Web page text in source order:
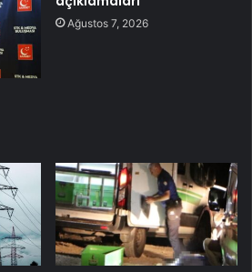
Ağustos 7, 2026